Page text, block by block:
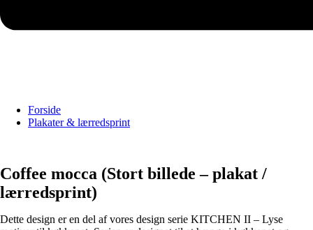
Forside
Plakater & lærredsprint
Coffee mocca (Stort billede – plakat /
lærredsprint)
Dette design er en del af vores design serie KITCHEN II – Lyse